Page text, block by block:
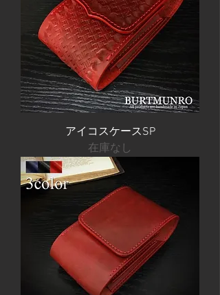
アイコスケースSP
在庫なし